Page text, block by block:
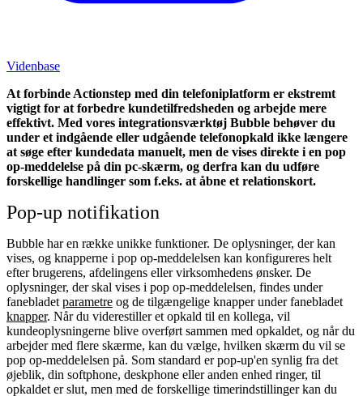
Videnbase
At forbinde Actionstep med din telefoniplatform er ekstremt
vigtigt for at forbedre kundetilfredsheden og arbejde mere
effektivt. Med vores integrationsværktøj Bubble behøver du
under et indgående eller udgående telefonopkald ikke længere
at søge efter kundedata manuelt, men de vises direkte i en pop
op-meddelelse på din pc-skærm, og derfra kan du udføre
forskellige handlinger som f.eks. at åbne et relationskort.
Pop-up notifikation
Bubble har en række unikke funktioner. De oplysninger, der kan
vises, og knapperne i pop op-meddelelsen kan konfigureres helt
efter brugerens, afdelingens eller virksomhedens ønsker. De
oplysninger, der skal vises i pop op-meddelelsen, findes under
fanebladet parametre og de tilgængelige knapper under fanebladet
knapper. Når du viderestiller et opkald til en kollega, vil
kundeoplysningerne blive overført sammen med opkaldet, og når du
arbejder med flere skærme, kan du vælge, hvilken skærm du vil se
pop op-meddelelsen på. Som standard er pop-up'en synlig fra det
øjeblik, din softphone, deskphone eller anden enhed ringer, til
opkaldet er slut, men med de forskellige timerindstillinger kan du